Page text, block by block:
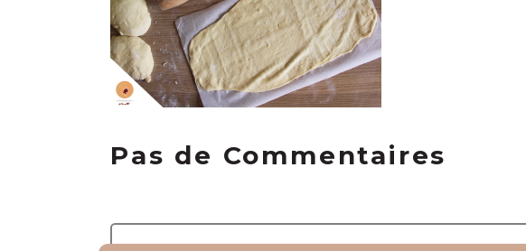
Pas de Commentaires